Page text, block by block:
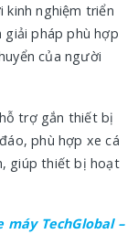
kinh nghiệm triển
pháp phù hợp
của người
trợ gắn thiết bị
phù hợp xe cá
giúp thiết bị hoạt
máy TechGlobal –